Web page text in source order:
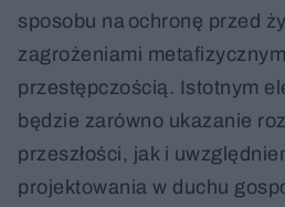
sposobu na ochronę przed
zagrożeniami
przestępczością. Istotnym
będzie zarówno ukazanie
przeszłości, jak i
projektowania w duchu